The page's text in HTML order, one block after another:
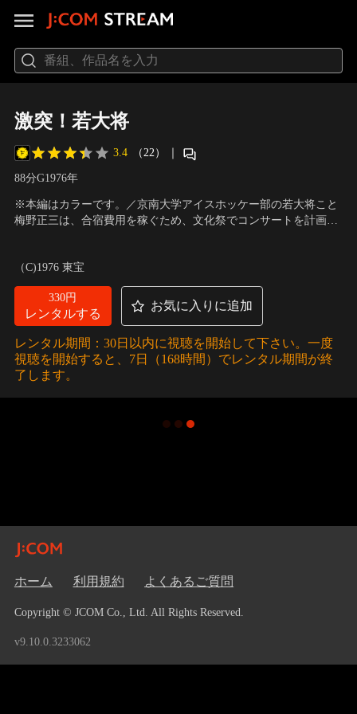
激突！若大将
3.4 （22） ｜
88分G1976年
※本編はカラーです。／京南大学アイスホッケー部の若大将こと
梅野正三は、合宿費用を稼ぐため、文化祭でコンサートを計画す
前借りする代わりにレコーディングに臨むが。
（C)1976 東宝
330円
レンタルする
お気に入りに追加
レンタル期間：30日以内に視聴を開始して下さい。一度
視聴を開始すると、7日（168時間）でレンタル期間が終
了します。
ホーム 利用規約 よくあるご質問
Copyright © JCOM Co., Ltd. All Rights Reserved.
v9.10.0.3233062